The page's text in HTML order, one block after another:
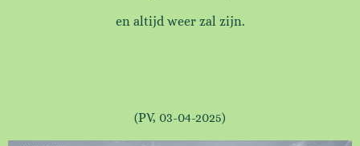
en altijd weer zal zijn.
(PV, 03-04-2025)